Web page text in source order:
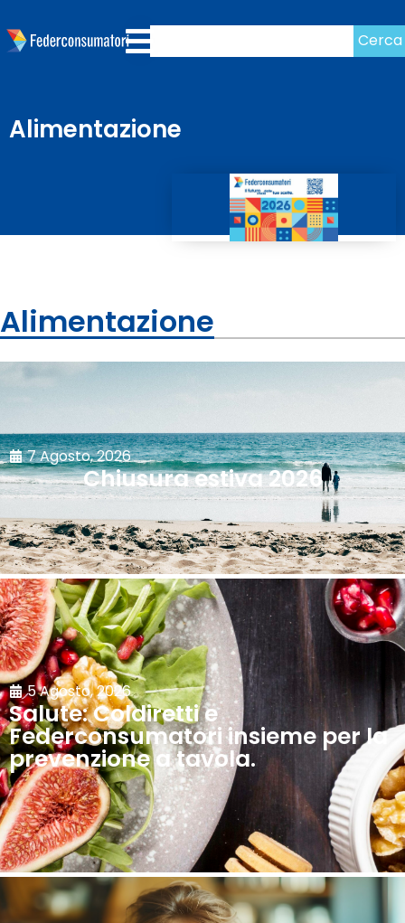
Cerca
Alimentazione
Alimentazione
7 Agosto, 2026
Chiusura estiva 2026
5 Agosto, 2026
Salute: Coldiretti e
Federconsumatori insieme per la
prevenzione a tavola.